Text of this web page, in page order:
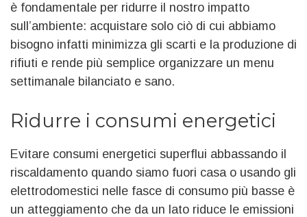
è fondamentale per ridurre il nostro impatto
sull’ambiente: acquistare solo ciò di cui abbiamo
bisogno infatti minimizza gli scarti e la produzione di
rifiuti e rende più semplice organizzare un menu
settimanale bilanciato e sano.
Ridurre i consumi energetici
Evitare consumi energetici superflui abbassando il
riscaldamento quando siamo fuori casa o usando gli
elettrodomestici nelle fasce di consumo più basse è
un atteggiamento che da un lato riduce le emissioni